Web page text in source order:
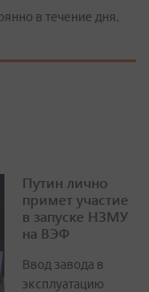
в течение дня.
Путин лично
примет участие
в запуске НЗМУ
на ВЭФ
Ввод завода в
эксплуатацию